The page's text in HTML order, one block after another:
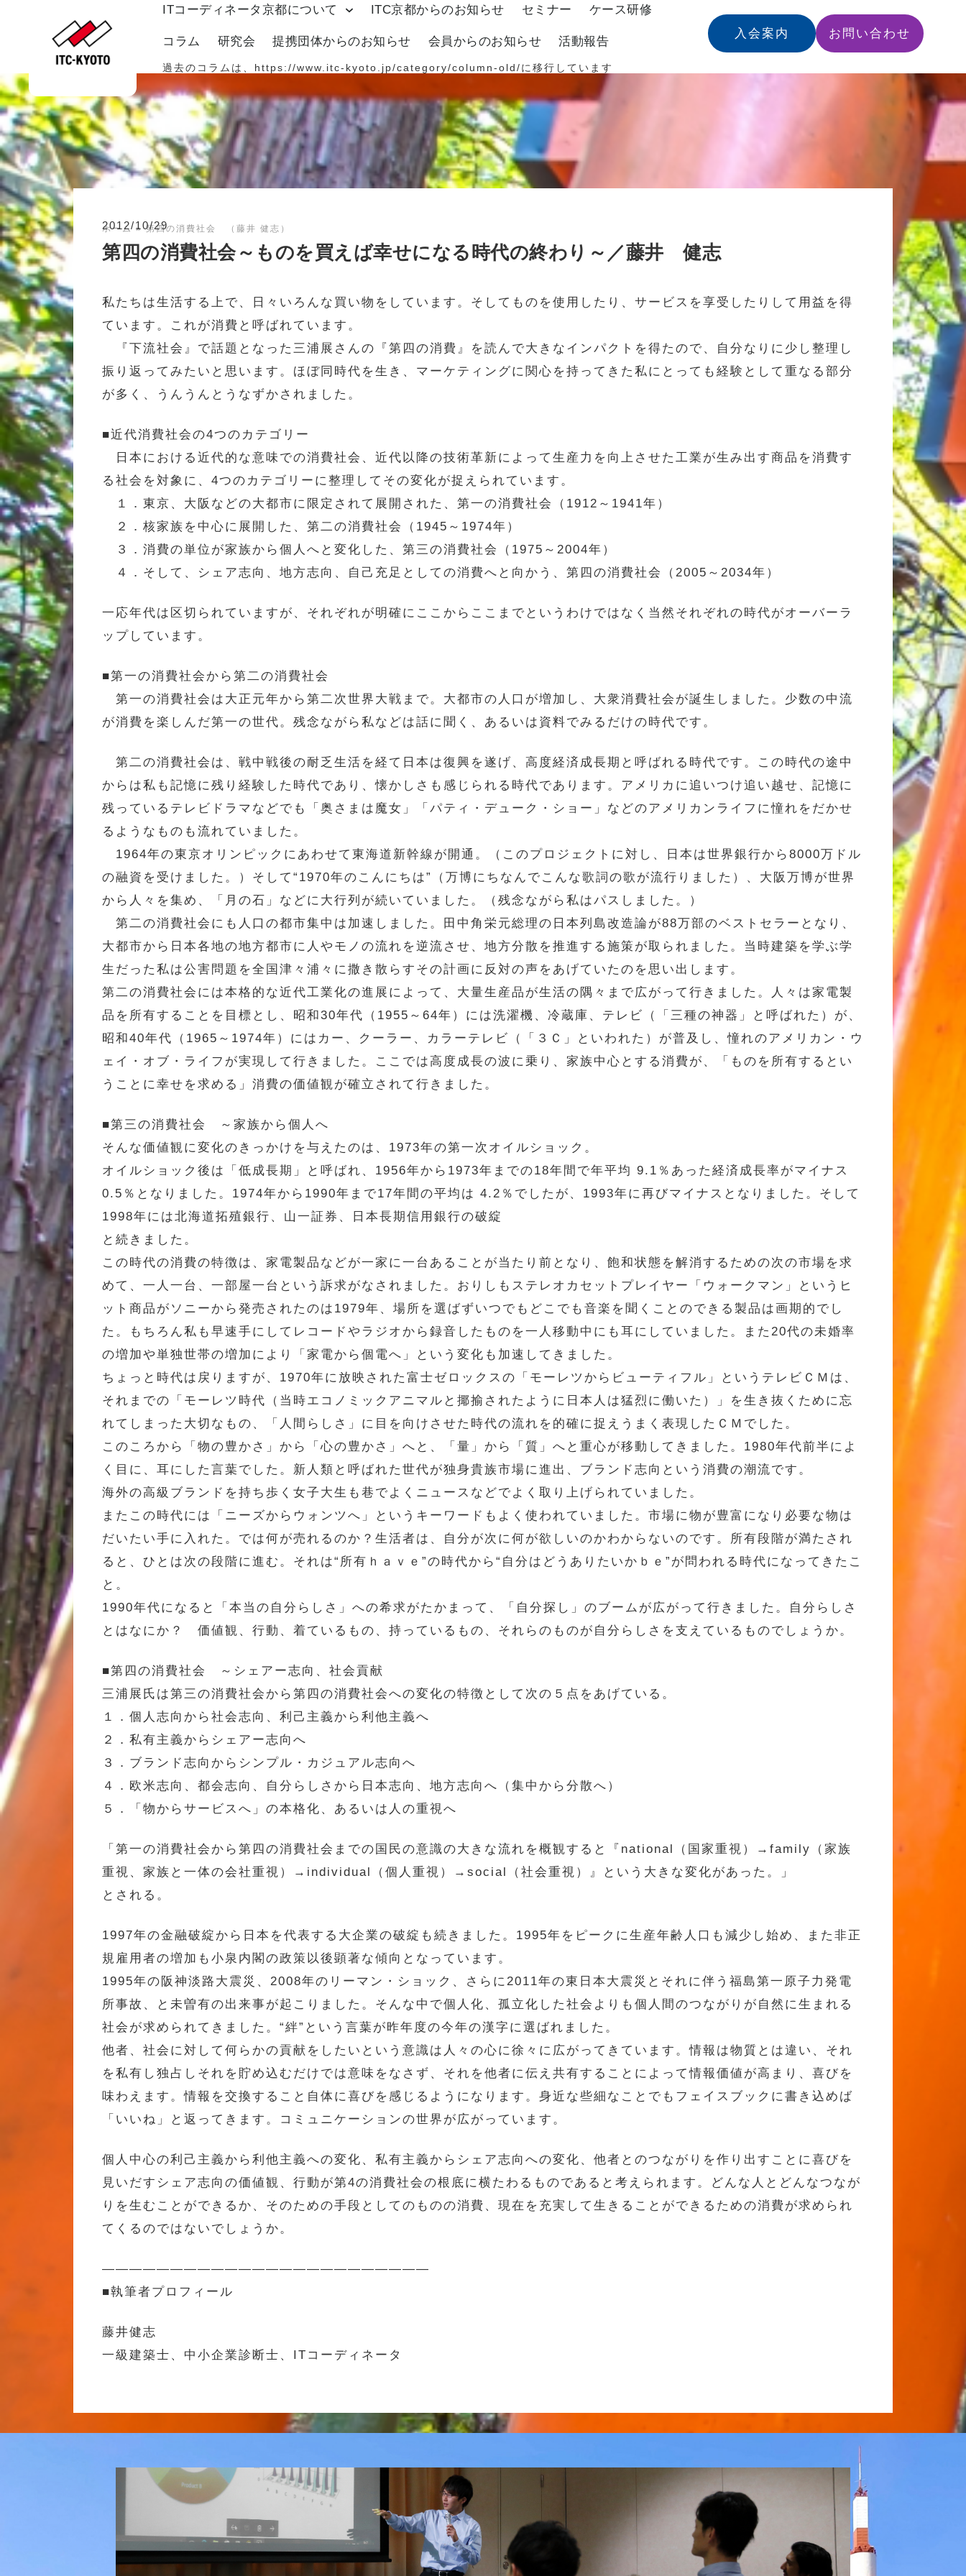
ITコーディネータ京都について ITC京都からのお知らせ セミナー ケース研修
コラム 研究会 提携団体からのお知らせ 会員からのお知らせ 活動報告
過去のコラムは、 https://www.itc-kyoto.jp/category/column-old/ に移行しています
入会案内 お問い合わせ
ホーム»第四の消費社会 （藤井 健志）
2012/10/29
第四の消費社会～ものを買えば幸せになる時代の終わり～／藤井 健志
私たちは生活する上で、日々いろんな買い物をしています。そしてものを使用したり、サービスを享受したりして用益を得
ています。これが消費と呼ばれています。
『下流社会』で話題となった三浦展さんの『第四の消費』を読んで大きなインパクトを得たので、自分なりに少し整理し
振り返ってみたいと思います。ほぼ同時代を生き、マーケティングに関心を持ってきた私にとっても経験として重なる部分
が多く、うんうんとうなずかされました。
■近代消費社会の4つのカテゴリー
日本における近代的な意味での消費社会、近代以降の技術革新によって生産力を向上させた工業が生み出す商品を消費す
る社会を対象に、4つのカテゴリーに整理してその変化が捉えられています。
１．東京、大阪などの大都市に限定されて展開された、第一の消費社会（1912～1941年）
２．核家族を中心に展開した、第二の消費社会（1945～1974年）
３．消費の単位が家族から個人へと変化した、第三の消費社会（1975～2004年）
４．そして、シェア志向、地方志向、自己充足としての消費へと向かう、第四の消費社会（2005～2034年）
一応年代は区切られていますが、それぞれが明確にここからここまでというわけではなく当然それぞれの時代がオーバーラ
ップしています。
■第一の消費社会から第二の消費社会
第一の消費社会は大正元年から第二次世界大戦まで。大都市の人口が増加し、大衆消費社会が誕生しました。少数の中流
が消費を楽しんだ第一の世代。残念ながら私などは話に聞く、あるいは資料でみるだけの時代です。
第二の消費社会は、戦中戦後の耐乏生活を経て日本は復興を遂げ、高度経済成長期と呼ばれる時代です。この時代の途中
からは私も記憶に残り経験した時代であり、懐かしさも感じられる時代であります。アメリカに追いつけ追い越せ、記憶に
残っているテレビドラマなどでも「奥さまは魔女」「パティ・デューク・ショー」などのアメリカンライフに憧れをだかせ
るようなものも流れていました。
1964年の東京オリンピックにあわせて東海道新幹線が開通。（このプロジェクトに対し、日本は世界銀行から8000万ドル
の融資を受けました。）そして“1970年のこんにちは”（万博にちなんでこんな歌詞の歌が流行りました）、大阪万博が世界
から人々を集め、「月の石」などに大行列が続いていました。（残念ながら私はパスしました。）
第二の消費社会にも人口の都市集中は加速しました。田中角栄元総理の日本列島改造論が88万部のベストセラーとなり、
大都市から日本各地の地方都市に人やモノの流れを逆流させ、地方分散を推進する施策が取られました。当時建築を学ぶ学
生だった私は公害問題を全国津々浦々に撒き散らすその計画に反対の声をあげていたのを思い出します。
第二の消費社会には本格的な近代工業化の進展によって、大量生産品が生活の隅々まで広がって行きました。人々は家電製
品を所有することを目標とし、昭和30年代（1955～64年）には洗濯機、冷蔵庫、テレビ（「三種の神器」と呼ばれた）が、
昭和40年代（1965～1974年）にはカー、クーラー、カラーテレビ（「３Ｃ」といわれた）が普及し、憧れのアメリカン・ウ
ェイ・オブ・ライフが実現して行きました。ここでは高度成長の波に乗り、家族中心とする消費が、「ものを所有するとい
うことに幸せを求める」消費の価値観が確立されて行きました。
■第三の消費社会 ～家族から個人へ
そんな価値観に変化のきっかけを与えたのは、1973年の第一次オイルショック。
オイルショック後は「低成長期」と呼ばれ、1956年から1973年までの18年間で年平均 9.1％あった経済成長率がマイナス
0.5％となりました。1974年から1990年まで17年間の平均は 4.2％でしたが、1993年に再びマイナスとなりました。そして
1998年には北海道拓殖銀行、山一証券、日本長期信用銀行の破綻
と続きました。
この時代の消費の特徴は、家電製品などが一家に一台あることが当たり前となり、飽和状態を解消するための次の市場を求
めて、一人一台、一部屋一台という訴求がなされました。おりしもステレオカセットプレイヤー「ウォークマン」というヒ
ット商品がソニーから発売されたのは1979年、場所を選ばずいつでもどこでも音楽を聞くことのできる製品は画期的でし
た。もちろん私も早速手にしてレコードやラジオから録音したものを一人移動中にも耳にしていました。また20代の未婚率
の増加や単独世帯の増加により「家電から個電へ」という変化も加速してきました。
ちょっと時代は戻りますが、1970年に放映された富士ゼロックスの「モーレツからビューティフル」というテレビＣＭは、
それまでの「モーレツ時代（当時エコノミックアニマルと揶揄されたように日本人は猛烈に働いた）」を生き抜くために忘
れてしまった大切なもの、「人間らしさ」に目を向けさせた時代の流れを的確に捉えうまく表現したＣＭでした。
このころから「物の豊かさ」から「心の豊かさ」へと、「量」から「質」へと重心が移動してきました。1980年代前半によ
く目に、耳にした言葉でした。新人類と呼ばれた世代が独身貴族市場に進出、ブランド志向という消費の潮流です。
海外の高級ブランドを持ち歩く女子大生も巷でよくニュースなどでよく取り上げられていました。
またこの時代には「ニーズからウォンツへ」というキーワードもよく使われていました。市場に物が豊富になり必要な物は
だいたい手に入れた。では何が売れるのか？生活者は、自分が次に何が欲しいのかわからないのです。所有段階が満たされ
ると、ひとは次の段階に進む。それは“所有ｈａｖｅ”の時代から“自分はどうありたいかｂｅ”が問われる時代になってきたこ
と。
1990年代になると「本当の自分らしさ」への希求がたかまって、「自分探し」のブームが広がって行きました。自分らしさ
とはなにか？ 価値観、行動、着ているもの、持っているもの、それらのものが自分らしさを支えているものでしょうか。
■第四の消費社会 ～シェアー志向、社会貢献
三浦展氏は第三の消費社会から第四の消費社会への変化の特徴として次の５点をあげている。
１．個人志向から社会志向、利己主義から利他主義へ
２．私有主義からシェアー志向へ
３．ブランド志向からシンプル・カジュアル志向へ
４．欧米志向、都会志向、自分らしさから日本志向、地方志向へ（集中から分散へ）
５．「物からサービスへ」の本格化、あるいは人の重視へ
「第一の消費社会から第四の消費社会までの国民の意識の大きな流れを概観すると『national（国家重視）→family（家族
重視、家族と一体の会社重視）→individual（個人重視）→social（社会重視）』という大きな変化があった。」
とされる。
1997年の金融破綻から日本を代表する大企業の破綻も続きました。1995年をピークに生産年齢人口も減少し始め、また非正
規雇用者の増加も小泉内閣の政策以後顕著な傾向となっています。
1995年の阪神淡路大震災、2008年のリーマン・ショック、さらに2011年の東日本大震災とそれに伴う福島第一原子力発電
所事故、と未曽有の出来事が起こりました。そんな中で個人化、孤立化した社会よりも個人間のつながりが自然に生まれる
社会が求められてきました。“絆”という言葉が昨年度の今年の漢字に選ばれました。
他者、社会に対して何らかの貢献をしたいという意識は人々の心に徐々に広がってきています。情報は物質とは違い、それ
を私有し独占しそれを貯め込むだけでは意味をなさず、それを他者に伝え共有することによって情報価値が高まり、喜びを
味わえます。情報を交換すること自体に喜びを感じるようになります。身近な些細なことでもフェイスブックに書き込めば
「いいね」と返ってきます。コミュニケーションの世界が広がっています。
個人中心の利己主義から利他主義への変化、私有主義からシェア志向への変化、他者とのつながりを作り出すことに喜びを
見いだすシェア志向の価値観、行動が第4の消費社会の根底に横たわるものであると考えられます。どんな人とどんなつなが
りを生むことができるか、そのための手段としてのものの消費、現在を充実して生きることができるための消費が求められ
てくるのではないでしょうか。
————————————————————————
■執筆者プロフィール
藤井健志
一級建築士、中小企業診断士、ITコーディネータ